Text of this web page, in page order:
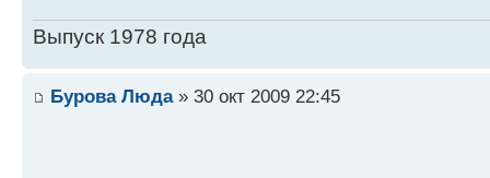
Выпуск 1978 года
Бурова Люда» 30 окт 2009 22:45